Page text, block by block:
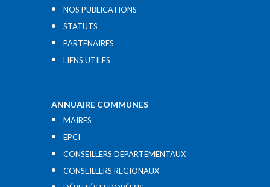
NOS PUBLICATIONS
STATUTS
PARTENAIRES
LIENS UTILES​
ANNUAIRE COMMUNES
MAIRES
EPCI
CONSEILLERS DÉPARTEMENTAUX
CONSEILLERS RÉGIONAUX